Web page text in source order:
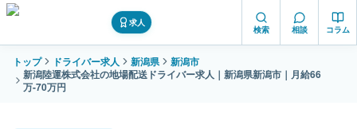
求人
検索 相談 コラム
トップ ドライバー求人 新潟県
新潟市
新潟陸運株式会社の地場配送ドライバー求人｜新潟県新潟市｜月給66
万-70万円